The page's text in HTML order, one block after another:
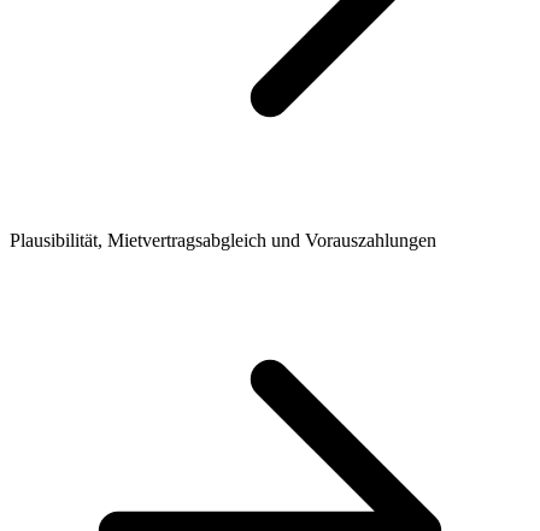
Plausibilität, Mietvertragsabgleich und Vorauszahlungen